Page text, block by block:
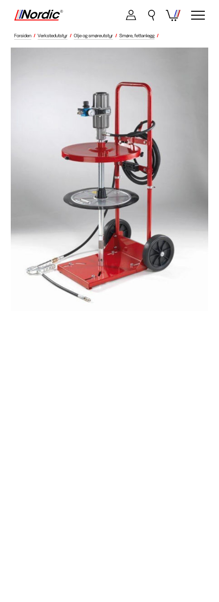
Forsiden / Verkstedutstyr / Olje og smøreutstyr / Smøre, fettanlegg /